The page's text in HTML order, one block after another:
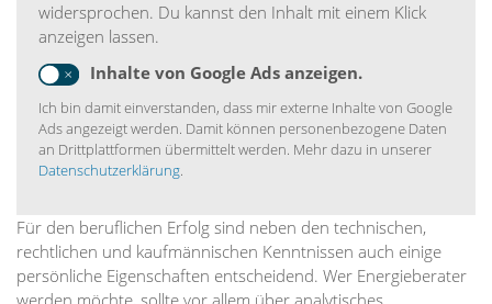
widersprochen. Du kannst den Inhalt mit einem Klick
anzeigen lassen.
Inhalte von Google Ads anzeigen.
Ich bin damit einverstanden, dass mir externe Inhalte von Google
Ads angezeigt werden. Damit können personenbezogene Daten
an Drittplattformen übermittelt werden. Mehr dazu in unserer
Datenschutzerklärung.
Für den beruflichen Erfolg sind neben den technischen,
rechtlichen und kaufmännischen Kenntnissen auch einige
persönliche Eigenschaften entscheidend. Wer Energieberater